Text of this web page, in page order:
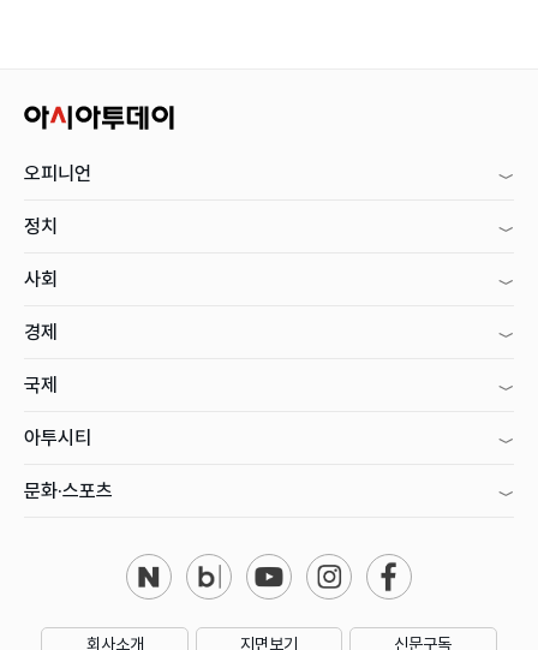
오피니언
정치
사회
경제
국제
아투시티
문화·스포츠
회사소개 지면보기 신문구독